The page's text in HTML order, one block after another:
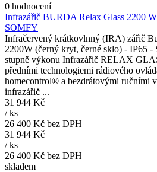
0 hodnocení
Infrazářič BURDA Relax Glass 2200
SOMFY
Infračervený krátkovlnný (IRA) zářič
2200W (černý kryt, černé sklo) - IP65
stupně výkonu Infrazářič RELAX
předními technologiemi rádiového
homecontrol® a bezdrátovými ručními
infrazářič ...
31 944 Kč
/ks
26 400 Kč bez DPH
31 944 Kč
/ks
26 400 Kč bez DPH
skladem